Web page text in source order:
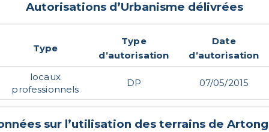
Autorisations d’Urbanisme délivrées
Type
Type
d’autorisation
Date
d’autorisation
locaux
professionnels
DP 07/05/2015
sur l’utilisation des terrains de